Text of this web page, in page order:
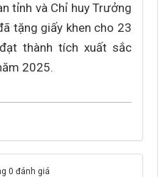
tỉnh và Chỉ huy Trưởng
tặng giấy khen cho 23
thành tích xuất sắc
2025.
0 đánh giá